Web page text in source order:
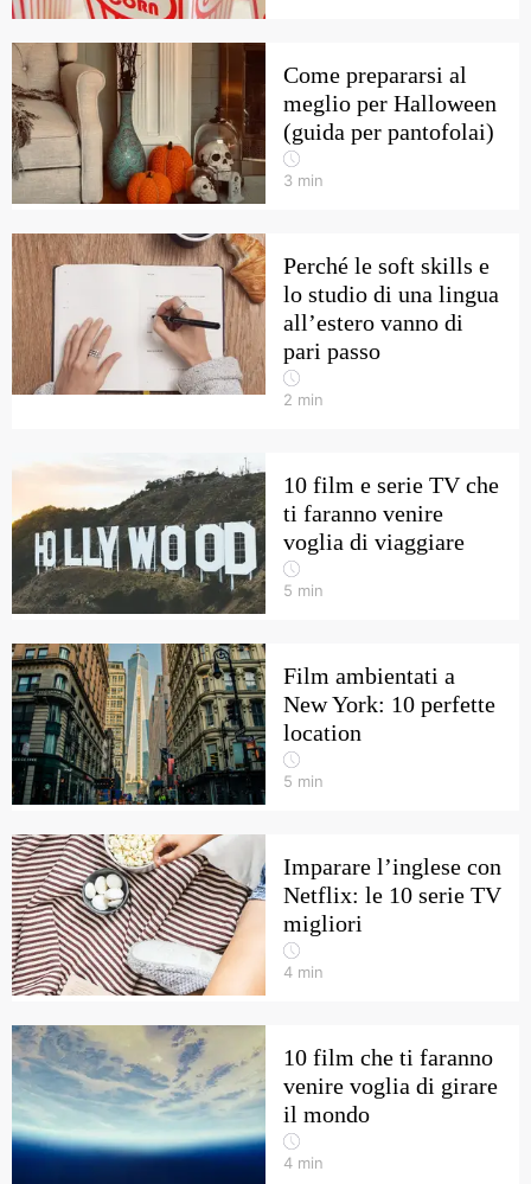
Come prepararsi al
meglio per Halloween
(guida per pantofolai)
3 min
Perché le soft skills e
lo studio di una lingua
all’estero vanno di
pari passo
2 min
10 film e serie TV che
ti faranno venire
voglia di viaggiare
5 min
Film ambientati a
New York: 10 perfette
location
5 min
Imparare l’inglese con
Netflix: le 10 serie TV
migliori
4 min
10 film che ti faranno
venire voglia di girare
il mondo
4 min